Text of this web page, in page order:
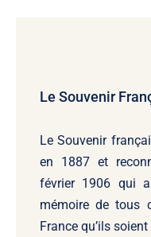
Le Souvenir
Le Souvenir
en 1887 et
février 1906 qui
mémoire de tous
France qu’ils